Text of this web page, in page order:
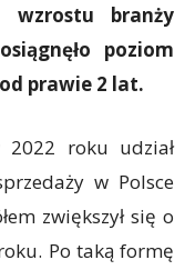
branży
poziom
prawie 2 lat.
2022 roku udział
w Polsce
zwiększył się o
Po taką formę